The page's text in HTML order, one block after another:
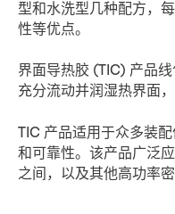
型和水洗型几种配方，
性等优点。
界面导热胶 (TIC) 产品
充分流动并润湿热界面
TIC 产品适用于众多装
和可靠性。该产品广泛
之间，以及其他高功率密